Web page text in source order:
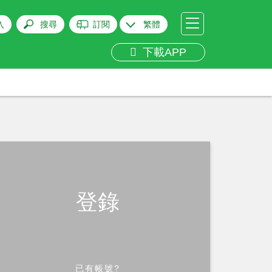
搜尋 訂閱 繁體
下載APP
登錄
已有帳號?